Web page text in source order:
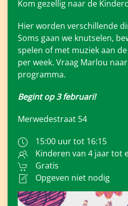
Kom gezellig naar de
Hier worden verschillende
Soms gaan we knutselen,
spelen of met muziek aan
per week. Vraag Marlou
programma.
Begint op 3 februari!
Merwedestraat 54
15:00 uur tot 16:15
Kinderen van 4 jaar tot
Gratis
Opgeven niet nodig